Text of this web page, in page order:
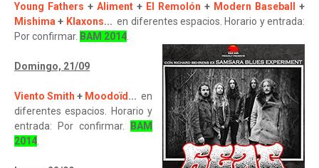
Young Fathers + Aliment + El Remolón + Modern Baseball
+
Mishima+ Klaxons... en diferentes espacios. Horario y entrada:
Por confirmar. BAM 2014.
Domingo, 21/09
Viento Smith + Moodoïd... en
diferentes espacios. Horario y
entrada: Por confirmar.
BAM
2014.